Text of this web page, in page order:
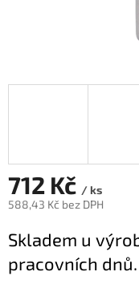
712 Kč / ks
588,43 Kč bez DPH
cena:
Skladem u
pracovních dnů.